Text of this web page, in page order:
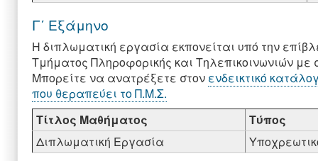
Γ΄ Εξάμηνο
Η διπλωματική εργασία εκπονείται υπό την
Τμήματος Πληροφορικής και Τηλεπικοινωνιών
Μπορείτε να ανατρέξετε στον ενδεικτικό
που θεραπεύει το Π.Μ.Σ.
Τίτλος Μαθήματος
Τύπος
Διπλωματική Εργασία